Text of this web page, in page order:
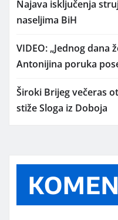
Najava isključenja
naseljima BiH
VIDEO: „Jednog dana
Antonijina poruka
Široki Brijeg večeras
stiže Sloga iz Doboja